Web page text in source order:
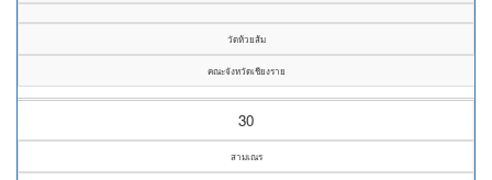
วัดห้วยส้ม
คณะจังหวัดเชียงราย
30
สามเณร